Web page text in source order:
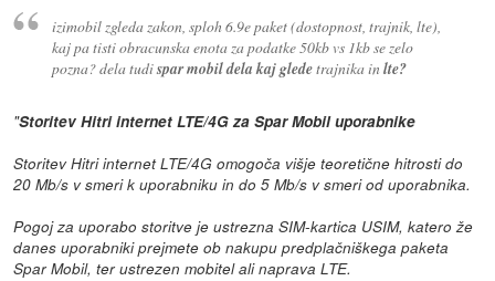
izimobil zgleda zakon, sploh 6.9e paket (dostopnost, trajnik, lte),
kaj pa tisti obracunska enota za podatke 50kb vs 1kb se zelo
pozna? dela tudispar mobil dela kaj gledetrajnika inlte?
"Storitev Hitri internet LTE/4G za Spar Mobil uporabnike
Storitev Hitri internet LTE/4G omogoča višje teoretične hitrosti do
20 Mb/s v smeri k uporabniku in do 5 Mb/s v smeri od uporabnika.
Pogoj za uporabo storitve je ustrezna SIM-kartica USIM, katero že
danes uporabniki prejmete ob nakupu predplačniškega paketa
Spar Mobil, ter ustrezen mobitel ali naprava LTE.